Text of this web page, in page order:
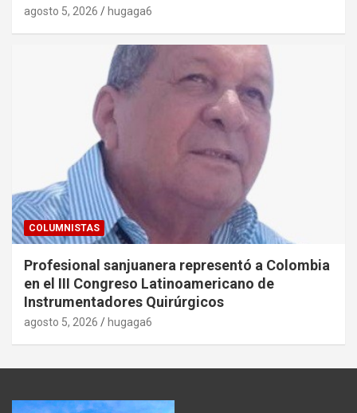
agosto 5, 2026 hugaga6
COLUMNISTAS
Profesional sanjuanera representó a Colombia
en el III Congreso Latinoamericano de
Instrumentadores Quirúrgicos
agosto 5, 2026 hugaga6